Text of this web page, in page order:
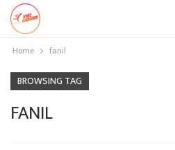
Home fanil
BROWSING TAG
FANIL